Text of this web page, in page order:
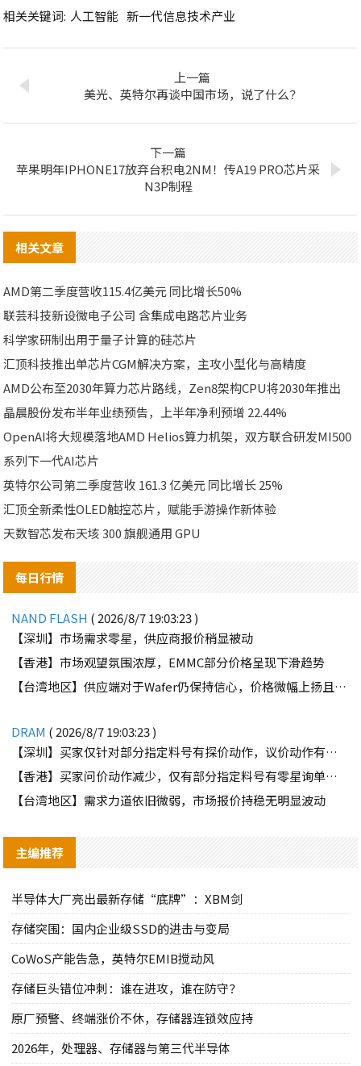
相关关键词: 人工智能 新一代信息技术产业
上一篇
美光、英特尔再谈中国市场，说了什么？
下一篇
苹果明年IPHONE17放弃台积电2NM！传A19 PRO芯片采
N3P制程
相关文章
AMD第二季度营收115.4亿美元 同比增长50%
联芸科技新设微电子公司 含集成电路芯片业务
科学家研制出用于量子计算的硅芯片
汇顶科技推出单芯片CGM解决方案，主攻小型化与高精度
AMD公布至2030年算力芯片路线，Zen8架构CPU将2030年推出
晶晨股份发布半年业绩预告，上半年净利预增 22.44%
OpenAI将大规模落地AMD Helios算力机架，双方联合研发MI500
系列下一代AI芯片
英特尔公司第二季度营收 161.3 亿美元 同比增长 25%
汇顶全新柔性OLED触控芯片，赋能手游操作新体验
天数智芯发布天垓 300 旗舰通用 GPU
每日行情
NAND FLASH ( 2026/8/7 19:03:23 )
【深圳】市场需求零星，供应商报价稍显被动
【香港】市场观望氛围浓厚，EMMC部分价格呈现下滑趋势
【台湾地区】供应端对于Wafer仍保持信心，价格微幅上扬且惜售态度不变
DRAM ( 2026/8/7 19:03:23 )
【深圳】买家仅针对部分指定料号有探价动作，议价动作有所减少
【香港】买家问价动作减少，仅有部分指定料号有零星询单动作
【台湾地区】需求力道依旧微弱，市场报价持稳无明显波动
主编推荐
半导体大厂亮出最新存储“底牌”：XBM剑
存储突围：国内企业级SSD的进击与变局
CoWoS产能告急，英特尔EMIB搅动风
存储巨头错位冲刺：谁在进攻，谁在防守？
原厂预警、终端涨价不休，存储器连锁效应持
2026年，处理器、存储器与第三代半导体